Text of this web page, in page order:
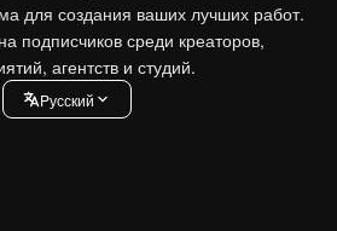
для создания ваших лучших работ.
подписчиков среди креаторов,
агентств и студий.
Pусский